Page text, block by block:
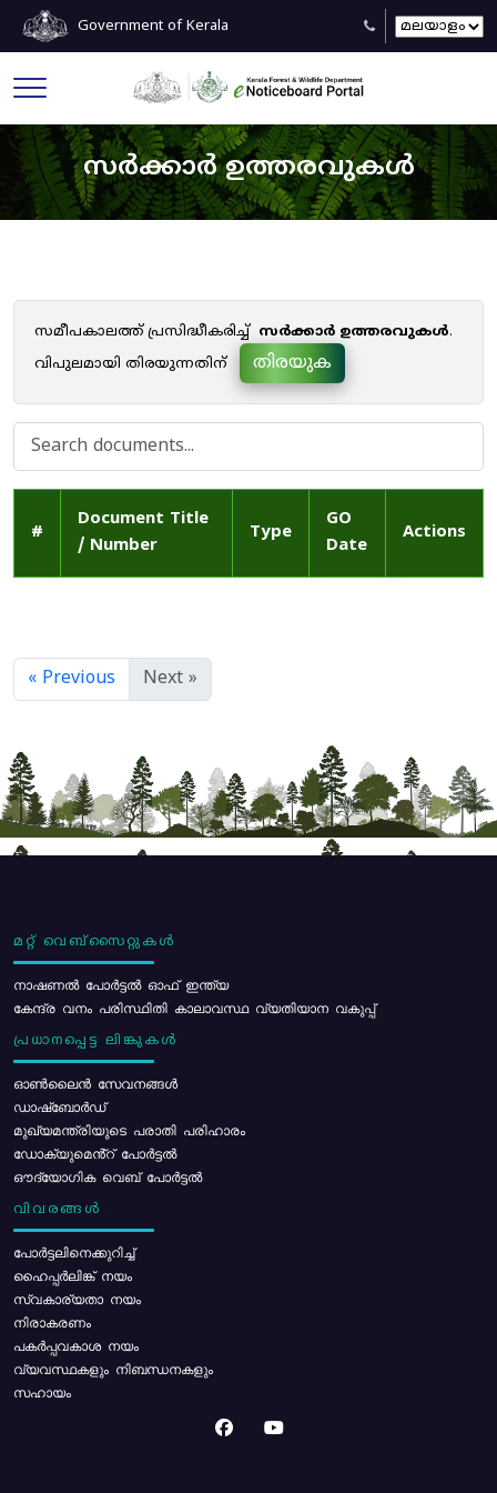
Government of Kerala
സർക്കാർ ഉത്തരവുകൾ
സമീപകാലത്ത് പ്രസിദ്ധീകരിച്ച് സർക്കാർ ഉത്തരവുകൾ.
വിപുലമായി തിരയുന്നതിന്
തിരയുക
#
Document Title
/ Number
Type
GO
Date
Actions
« Previous Next »
മറ്റ് വെബ്സൈറ്റുകൾ
നാഷണൽ പോർട്ടൽ ഓഫ് ഇന്ത്യ
കേന്ദ്ര വനം പരിസ്ഥിതി കാലാവസ്ഥ വ്യതിയാന വകുപ്പ്
പ്രധാനപ്പെട്ട ലിങ്കുകൾ
ഓൺലൈൻ സേവനങ്ങൾ
ഡാഷ്ബോർഡ്
മുഖ്യമന്ത്രിയുടെ പരാതി പരിഹാരം
ഡോക്യുമെൻ്റ് പോർട്ടൽ
ഔദ്യോഗിക വെബ് പോർട്ടൽ
വിവരങ്ങൾ
പോര്‍ട്ടലിനെക്കുറിച്ച്
ഹൈപ്പർലിങ്ക് നയം
സ്വകാര്യതാ നയം
നിരാകരണം
പകർപ്പവകാശ നയം
വ്യവസ്ഥകളും നിബന്ധനകളും
സഹായം